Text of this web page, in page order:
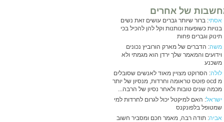
של אחרים
אסתי: ברור שיותר גברים עושים זאת נשים
בנויות כשופעות ונותנות וקל להן להכיל בכי
תינוק וגברים פחות
משה: הדברים של מארק הורוביץ נכונים
וידועים והמאמר שלך ירדן הוא מגמתי ולא
משכנע
לולה: הסרוקט מצויין מאוד לאנשים שסובלים
מ ocd פוטס טראומה וחרדות, מנסיון של יותר
מכמה שנים טובות ולאחר נסיון של הרבה...
ישראל: האם למיקטל יכול לגרום לחרדות למי
שמטופל בלפונקנס
אביה: תודה רבה, מאמר חכם ומסביר חשוב